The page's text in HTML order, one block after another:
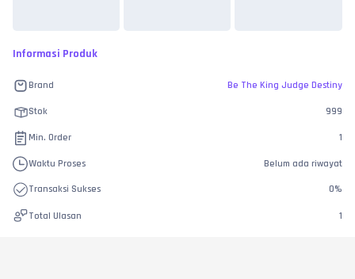
Informasi Produk
Brand Be The King Judge Destiny
Stok 999
Min. Order 1
Waktu Proses Belum ada riwayat
Transaksi Sukses 0%
Total Ulasan 1